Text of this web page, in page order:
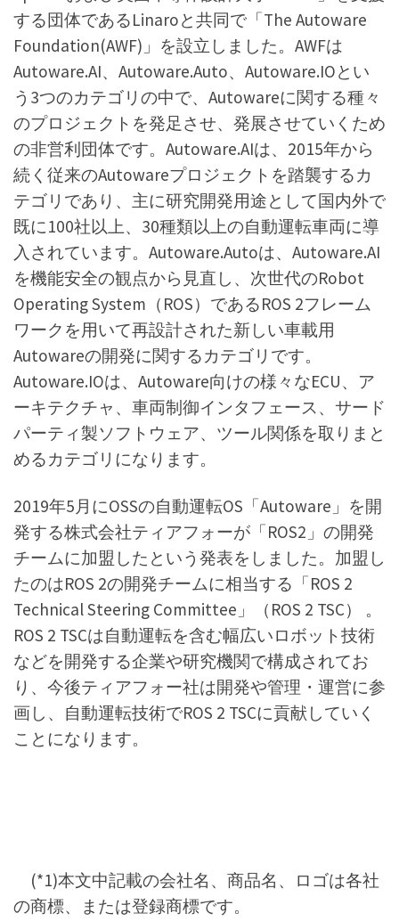
する団体であるLinaroと共同で「The Autoware
Foundation(AWF)」を設立しました。AWFは
Autoware.AI、Autoware.Auto、Autoware.IOとい
う3つのカテゴリの中で、Autowareに関する種々
のプロジェクトを発足させ、発展させていくため
の非営利団体です。Autoware.AIは、2015年から
続く従来のAutowareプロジェクトを踏襲するカ
テゴリであり、主に研究開発用途として国内外で
既に100社以上、30種類以上の自動運転車両に導
入されています。Autoware.Autoは、Autoware.AI
を機能安全の観点から見直し、次世代のRobot
Operating System（ROS）であるROS 2フレーム
ワークを用いて再設計された新しい車載用
Autowareの開発に関するカテゴリです。
Autoware.IOは、Autoware向けの様々なECU、ア
ーキテクチャ、車両制御インタフェース、サード
パーティ製ソフトウェア、ツール関係を取りまと
めるカテゴリになります。
2019年5月にOSSの自動運転OS「Autoware」を開
発する株式会社ティアフォーが「ROS2」の開発
チームに加盟したという発表をしました。加盟し
たのはROS 2の開発チームに相当する「ROS 2
Technical Steering Committee」（ROS 2 TSC） 。
ROS 2 TSCは自動運転を含む幅広いロボット技術
などを開発する企業や研究機関で構成されてお
り、今後ティアフォー社は開発や管理・運営に参
画し、自動運転技術でROS 2 TSCに貢献していく
ことになります。
(*1)本文中記載の会社名、商品名、ロゴは各社
の商標、または登録商標です。